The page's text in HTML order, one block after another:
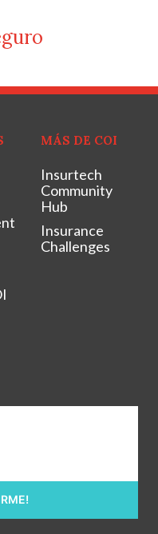
MÁS DE COI
Insurtech
Community
Hub
Insurance
Challenges